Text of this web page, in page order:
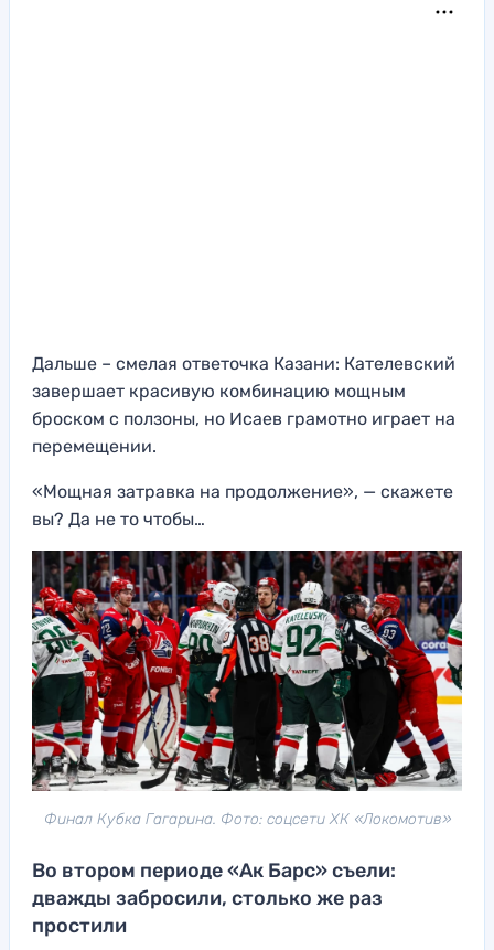
Дальше – смелая ответочка Казани: Кателевский
завершает красивую комбинацию мощным
броском с ползоны, но Исаев грамотно играет на
перемещении.
«Мощная затравка на продолжение», — скажете
вы? Да не то чтобы…
Финал Кубка Гагарина. Фото: соцсети ХК «Локомотив»
Во втором периоде «Ак Барс» съели:
дважды забросили, столько же раз
простили